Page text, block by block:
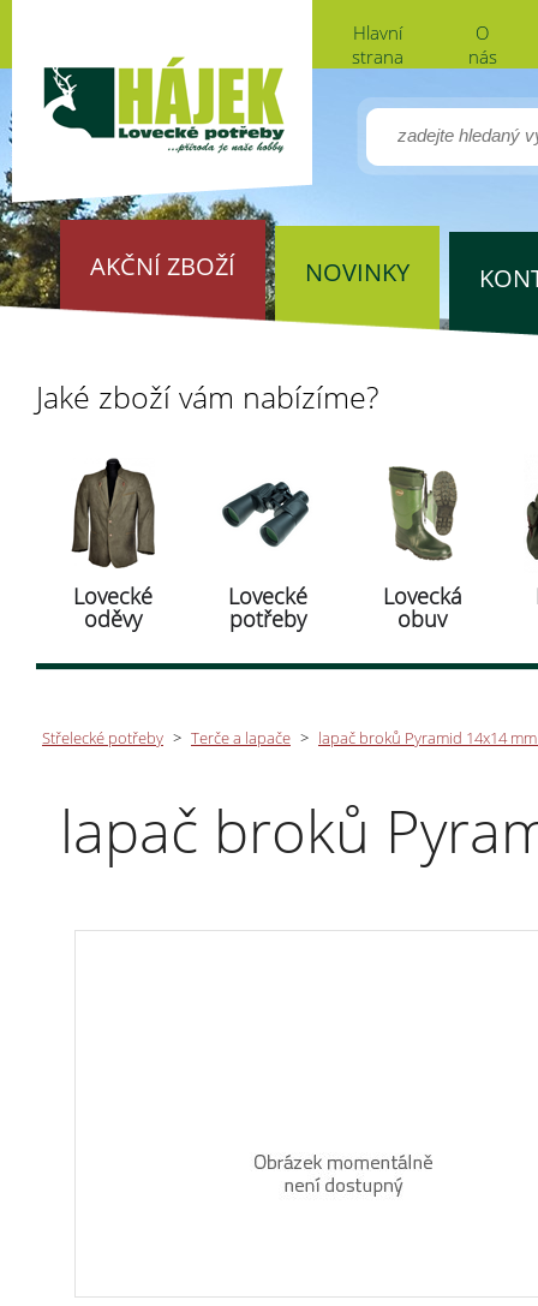
Hlavní
strana
O
nás
AKČNÍ ZBOŽÍ NOVINKY
Jaké zboží vám nabízíme?
Lovecké
oděvy
Lovecké
potřeby
Lovecká
obuv
Střelecké potřeby > Terče a lapače > lapač broků Pyramid 14x14 mm
lapač broků